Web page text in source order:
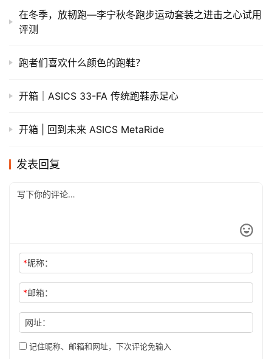
​在冬季，放韧跑—李宁秋冬跑步运动套装之进击之心试用
评测
跑者们喜欢什么颜色的跑鞋？
开箱｜ASICS 33-FA 传统跑鞋赤足心
开箱 | 回到未来 ASICS MetaRide
发表回复
*昵称：
*邮箱：
网址：
记住昵称、邮箱和网址，下次评论免输入